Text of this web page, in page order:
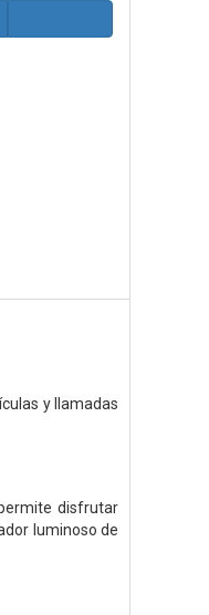
y llamadas
disfrutar
luminoso de